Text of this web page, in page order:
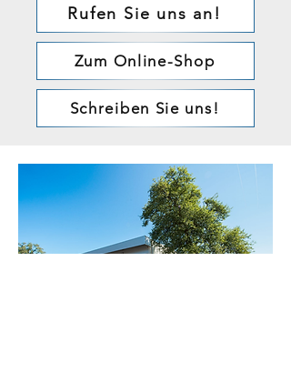
Rufen Sie uns an!
Zum Online-Shop
Schreiben Sie uns!